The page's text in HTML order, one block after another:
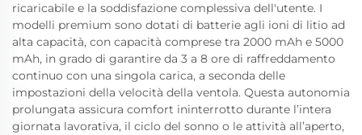
ricaricabile e la soddisfazione complessiva dell'utente. I
modelli premium sono dotati di batterie agli ioni di litio ad
alta capacità, con capacità comprese tra 2000 mAh e 5000
mAh, in grado di garantire da 3 a 8 ore di raffreddamento
continuo con una singola carica, a seconda delle
impostazioni della velocità della ventola. Questa autonomia
prolungata assicura comfort ininterrotto durante l’intera
giornata lavorativa, il ciclo del sonno o le attività all’aperto,